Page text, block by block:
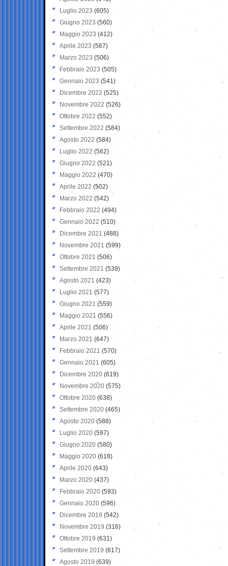
Luglio 2023 (605)
Giugno 2023 (560)
Maggio 2023 (412)
Aprile 2023 (567)
Marzo 2023 (506)
Febbraio 2023 (505)
Gennaio 2023 (541)
Dicembre 2022 (525)
Novembre 2022 (526)
Ottobre 2022 (552)
Settembre 2022 (584)
Agosto 2022 (584)
Luglio 2022 (562)
Giugno 2022 (521)
Maggio 2022 (470)
Aprile 2022 (502)
Marzo 2022 (542)
Febbraio 2022 (494)
Gennaio 2022 (510)
Dicembre 2021 (488)
Novembre 2021 (599)
Ottobre 2021 (506)
Settembre 2021 (539)
Agosto 2021 (423)
Luglio 2021 (577)
Giugno 2021(559)
Maggio 2021 (556)
Aprile 2021 (506)
Marzo 2021 (647)
Febbraio 2021 (570)
Gennaio 2021 (605)
Dicembre 2020 (619)
Novembre 2020 (575)
Ottobre 2020 (638)
Settembre 2020(465)
Agosto 2020 (588)
Luglio 2020 (597)
Giugno 2020 (580)
Maggio 2020 (618)
Aprile 2020 (643)
Marzo 2020 (437)
Febbraio 2020 (593)
Gennaio 2020 (596)
Dicembre 2019 (542)
Novembre 2019 (316)
Ottobre 2019 (631)
Settembre 2019 (617)
Agosto 2019 (639)